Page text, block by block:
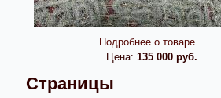
Подробнее о товаре...
Цена: 135 000 руб.
Страницы